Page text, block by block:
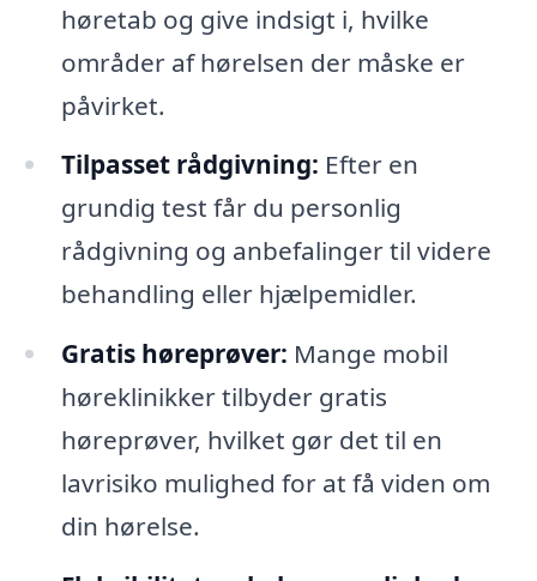
høretab og give indsigt i, hvilke
områder af hørelsen der måske er
påvirket.
Tilpasset rådgivning: Efter en
grundig test får du personlig
rådgivning og anbefalinger til videre
behandling eller hjælpemidler.
Gratis høreprøver: Mange mobil
høreklinikker tilbyder gratis
høreprøver, hvilket gør det til en
lavrisiko mulighed for at få viden om
din hørelse.